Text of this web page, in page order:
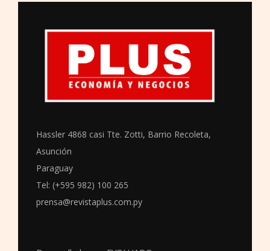
Hassler 4868 casi Tte. Zotti, Barrio Recoleta,
Asunción
Paraguay
Tel: (+595 982) 100 265
prensa@revistaplus.com.py